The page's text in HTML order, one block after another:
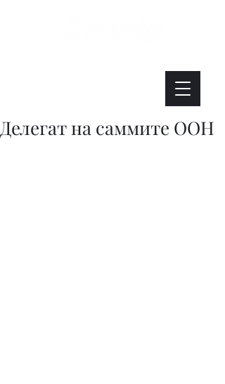
Делегат на саммите ООН